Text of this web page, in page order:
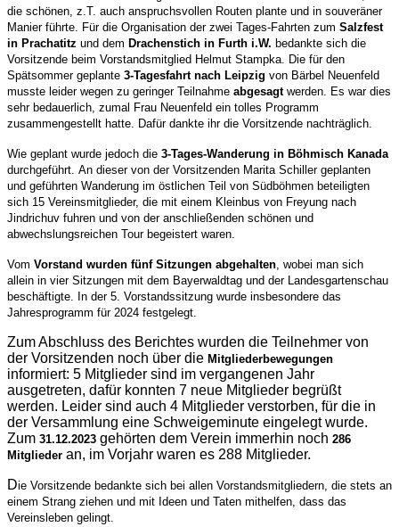
die schönen, z.T. auch anspruchsvollen Routen plante und in souveräner
Manier führte. Für die Organisation der zwei Tages-Fahrten zum Salzfest
in Prachatitz und dem Drachenstich in Furth i.W. bedankte sich die
Vorsitzende beim Vorstandsmitglied Helmut Stampka. Die für den
Spätsommer geplante 3-Tagesfahrt nach Leipzig von Bärbel Neuenfeld
musste leider wegen zu geringer Teilnahme abgesagtwerden. Es war dies
sehr bedauerlich, zumal Frau Neuenfeld ein tolles Programm
zusammengestellt hatte. Dafür dankte ihr die Vorsitzende nachträglich.
Wie geplant wurde jedoch die 3-Tages-Wanderung in Böhmisch Kanada
durchgeführt. An dieser von der Vorsitzenden Marita Schiller geplanten
und geführten Wanderung im östlichen Teil von Südböhmen beteiligten
sich 15 Vereinsmitglieder, die mit einem Kleinbus von Freyung nach
Jindrichuv fuhren und von der anschließenden schönen und
abwechslungsreichen Tour begeistert waren.
Vom Vorstand wurden fünf Sitzungen abgehalten, wobei man sich
allein in vier Sitzungen mit dem Bayerwaldtag und der Landesgartenschau
beschäftigte. In der 5. Vorstandssitzung wurde insbesondere das
Jahresprogramm für 2024 festgelegt.
Zum Abschluss des Berichtes wurden die Teilnehmer von
der Vorsitzenden noch über die Mitgliederbewegungen
informiert: 5 Mitglieder sind im vergangenen Jahr
ausgetreten, dafür konnten 7 neue Mitglieder begrüßt
werden. Leider sind auch 4 Mitglieder verstorben, für die in
der Versammlung eine Schweigeminute eingelegt wurde.
Zum 31.12.2023 gehörten dem Verein immerhin noch 286
Mitglieder an, im Vorjahr waren es 288 Mitglieder.
Die Vorsitzende bedankte sich bei allen Vorstandsmitgliedern, die stets an
einem Strang ziehen und mit Ideen und Taten mithelfen, dass das
Vereinsleben gelingt.